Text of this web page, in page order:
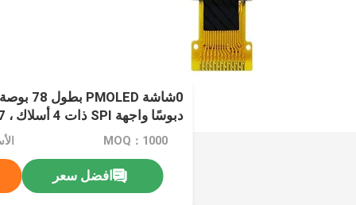
دبوسًا واجهة SPI ذات 4 أسلاك ، SH1107 القيادة IC
MOQ：1000
افضل سعر